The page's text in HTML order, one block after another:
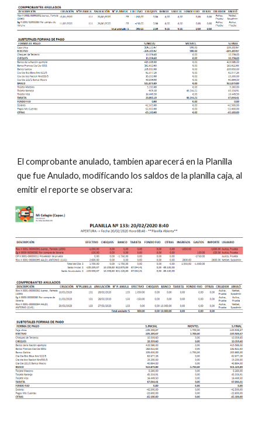
El comprobante anulado, tambien aparecerá en la Planilla
que fue Anulado, modificando los saldos de la planilla caja, al
emitir el reporte se observara: